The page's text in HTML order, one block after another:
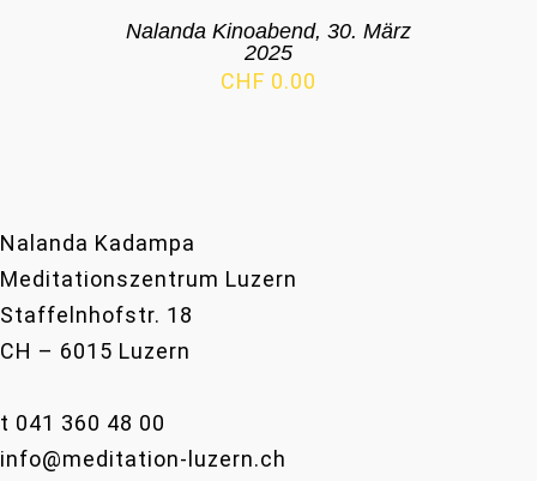
Nalanda Kinoabend, 30. März
2025
CHF 0.00
Nalanda Kadampa
Meditationszentrum Luzern
Staffelnhofstr. 18
CH – 6015 Luzern
t 041 360 48 00
info@meditation-luzern.ch